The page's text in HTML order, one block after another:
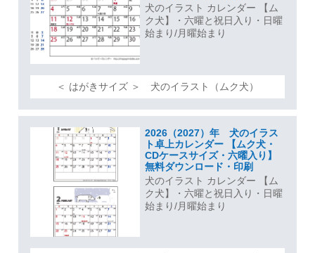
犬のイラスト カレンダー 【ム
ク犬】・六曜と祝日入り・日曜
始まり/月曜始まり
＜ はがきサイズ ＞ 犬のイラスト（ムク犬）
2026（2027）年 犬のイラス
ト卓上カレンダー 【ムク犬・
CDケースサイズ・六曜入り】
無料ダウンロード・印刷
犬のイラスト カレンダー 【ム
ク犬】・六曜と祝日入り・日曜
始まり/月曜始まり